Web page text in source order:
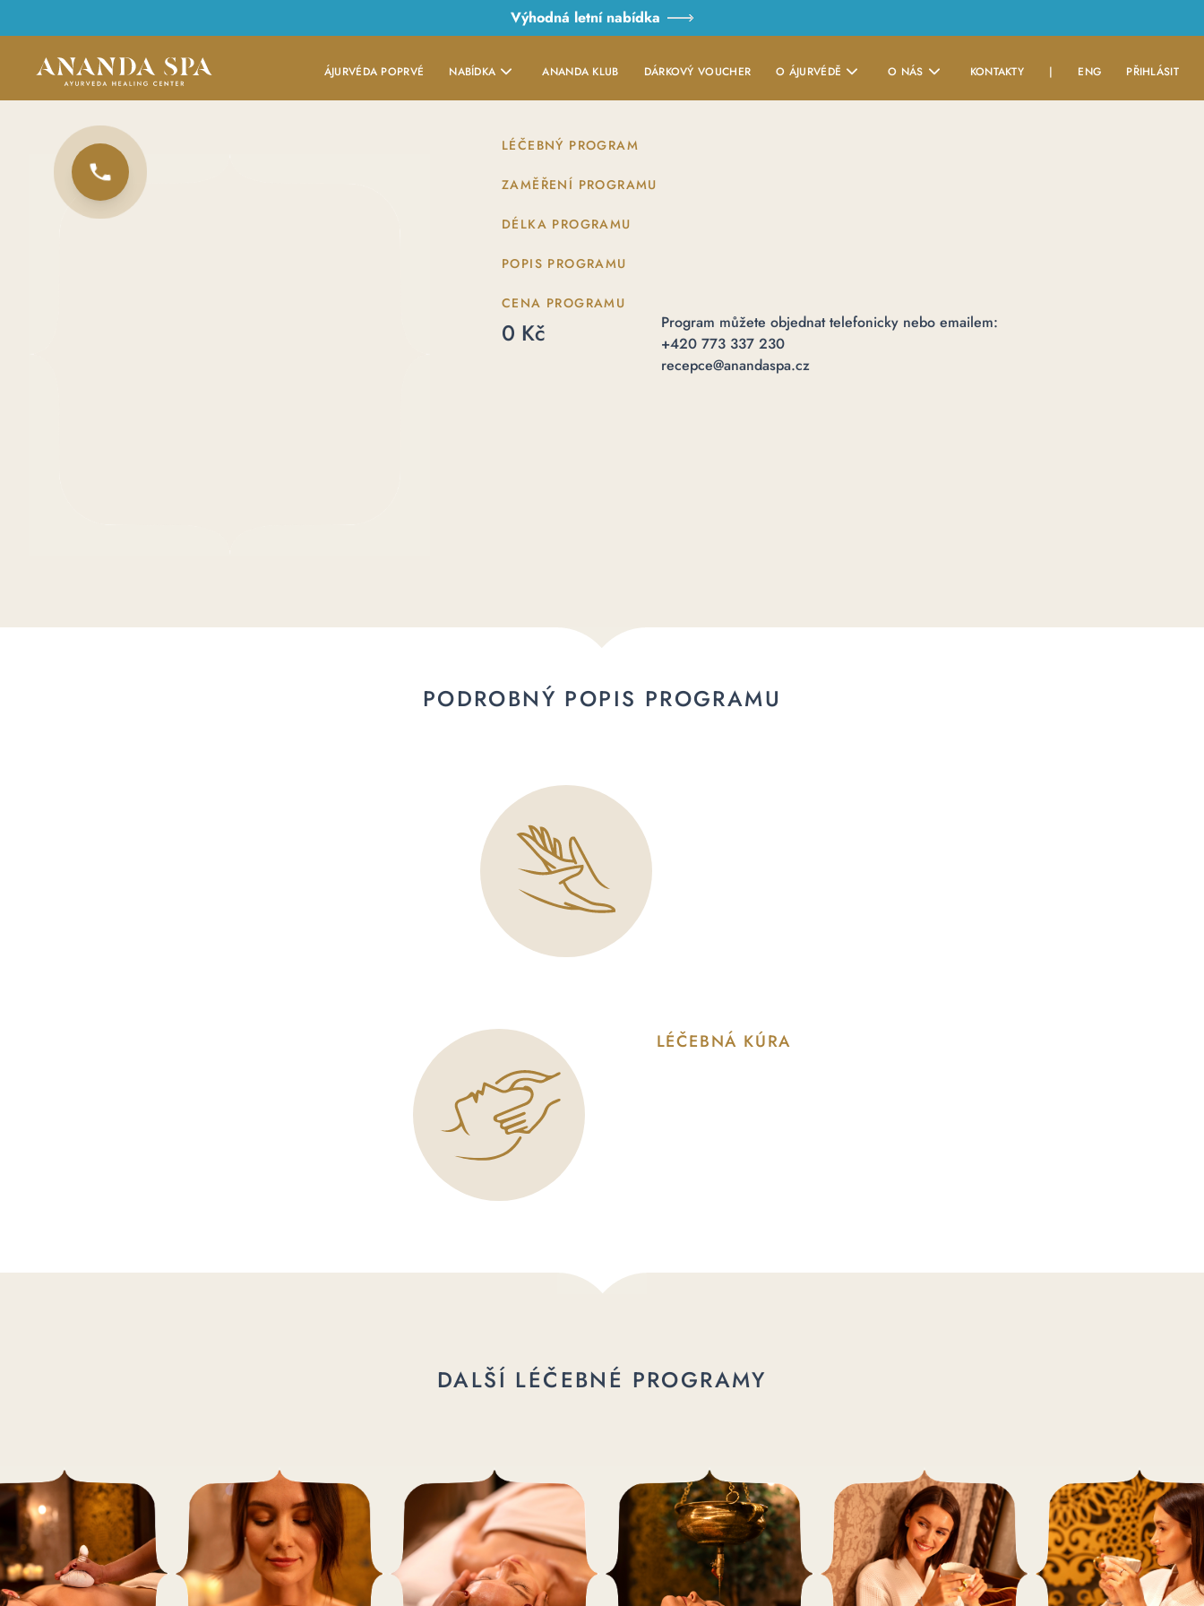
Výhodná letní nabídka
ÁJURVÉDA POPRVÉ NABÍDKA ANANDA KLUB DÁRKOVÝ VOUCHER O ÁJURVÉDĚ O NÁS KONTAKTY | ENG PŘIHLÁSIT
LÉČEBNÝ PROGRAM
ZAMĚŘENÍ PROGRAMU
DÉLKA PROGRAMU
POPIS PROGRAMU
CENA PROGRAMU
0 Kč
Program můžete objednat telefonicky nebo emailem:
+420 773 337 230
recepce@anandaspa.cz
PODROBNÝ POPIS PROGRAMU
LÉČEBNÁ KÚRA
DALŠÍ LÉČEBNÉ PROGRAMY